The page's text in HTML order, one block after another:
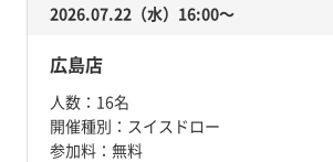
2026.07.22（水）16:00〜
広島店
人数： 16名
開催種別： スイスドロー
参加料： 無料